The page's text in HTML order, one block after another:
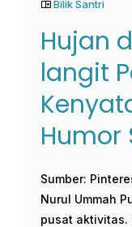
Bilik Santri
Hujan
langit
Humor
Sumber:
Nurul Ummah
pusat aktivitas.